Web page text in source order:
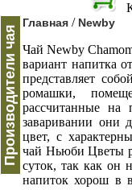
Производители чая
Главная / Newby
Чай Newby
вариант напитка
представляет
ромашки,
рассчитанные на
заваривании они
цвет, с
чай Ньюби Цветы
суток, так как он
напиток хорош в